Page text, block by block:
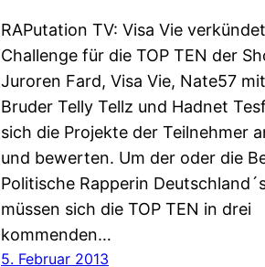
RAPutation TV: Visa Vie
Challenge für die TOP TEN der
Juroren Fard, Visa Vie, Nate57
Bruder Telly Tellz und Hadnet
sich die Projekte der Teilnehmer
und bewerten. Um der oder die
Politische Rapperin
müssen sich die TOP TEN in drei
kommenden…
5. Februar 2013